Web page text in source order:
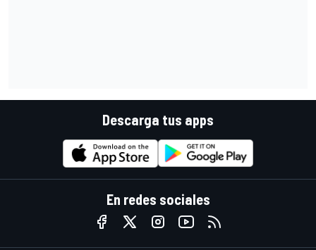
Descarga tus apps
En redes sociales